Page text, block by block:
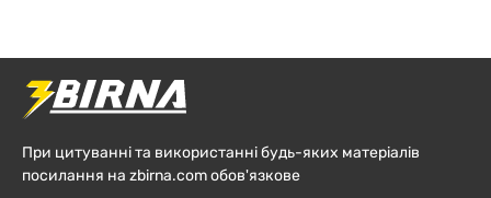
При цитуванні та використанні будь-яких матеріалів
посилання на zbirna.com обов'язкове